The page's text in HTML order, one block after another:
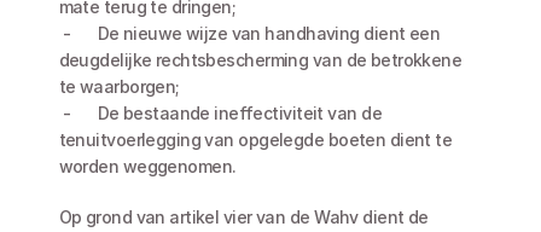
mate terug te dringen;
deugdelijke rechtsbescherming van de betrokkene
te waarborgen;
tenuitvoerlegging van opgelegde boeten dient te
worden weggenomen.
Op grond van artikel vier van de Wahv dient de